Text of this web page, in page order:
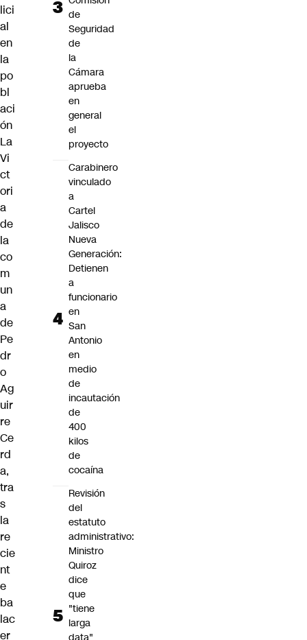
lici
al
en
la
po
bl
aci
ón
La
Vi
ct
ori
a
de
la
co
m
un
a
de
Pe
dr
o
Ag
uir
re
Ce
rd
a,
tra
s
la
re
cie
nt
e
ba
lac
er
de
Seguridad
de
la
Cámara
aprueba
en
general
el
proyecto
Carabinero
vinculado
a
Cartel
Jalisco
Nueva
Generación:
Detienen
a
funcionario
en
San
Antonio
en
medio
de
incautación
de
400
kilos
de
cocaína
Revisión
del
estatuto
administrativo:
Ministro
Quiroz
dice
que
"tiene
larga
data"